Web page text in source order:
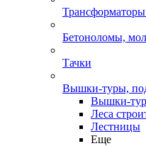
Трансформаторы
Бетоноломы,
Тачки
Вышки-туры,
Вышки-
Леса
Лестницы
Еще